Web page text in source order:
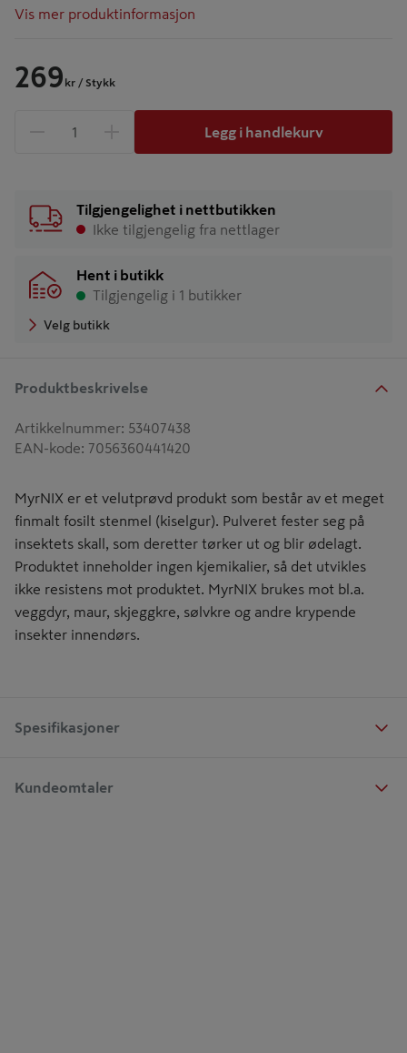
Vis mer produktinformasjon
269 kr / Stykk
1 produkter
Legg i handlekurv
Tilgjengelighet i nettbutikken
Ikke tilgjengelig fra nettlager
Hent i butikk
Tilgjengelig i 1 butikker
Velg butikk
Produktbeskrivelse
Artikkelnummer: 53407438
EAN-kode: 7056360441420
MyrNIX er et velutprøvd produkt som består av et meget
finmalt fosilt stenmel (kiselgur). Pulveret fester seg på
insektets skall, som deretter tørker ut og blir ødelagt.
Produktet inneholder ingen kjemikalier, så det utvikles
ikke resistens mot produktet. MyrNIX brukes mot bl.a.
veggdyr, maur, skjeggkre, sølvkre og andre krypende
insekter innendørs.
Spesifikasjoner
Kundeomtaler